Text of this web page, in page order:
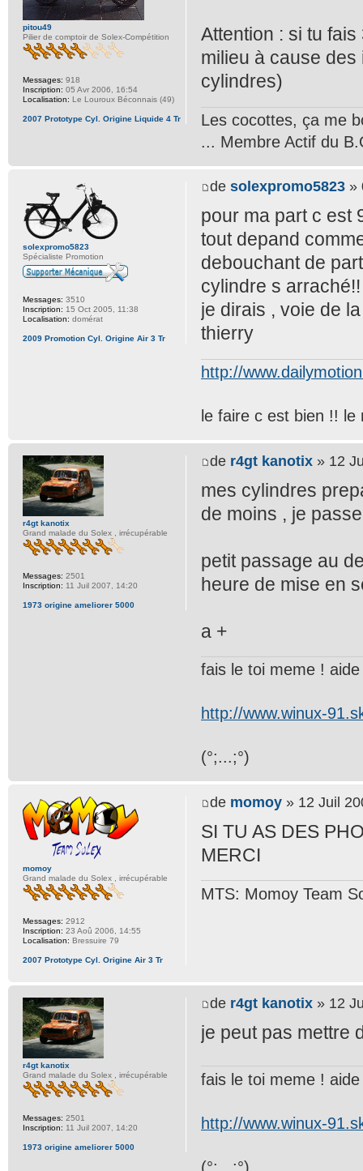
Attention : si tu
milieu à cause
cylindres)
Les cocottes, ça me
... Membre Actif du
pitou49
Pilier de comptoir de Solex-Compétition
Messages: 918
Inscription: 05 Avr 2006, 16:54
Localisation: Le Louroux Béconnais (49)
2007 Prototype Cyl. Origine Liquide 4 Tr
de solexpromo5823 »
pour ma part c est
tout depand
debouchant de
cylindre s
je dirais , voie de
thierry
http://
le faire c est bien !!
solexpromo5823
Spécialiste Promotion
Messages: 3510
Inscription: 15 Oct 2005, 11:38
Localisation: domérat
2009 Promotion Cyl. Origine Air 3 Tr
de r4gt kanotix » 12
mes cylindres
de moins , je
petit passage au
heure de mise en
a +
fais le toi meme !
http://www.winux-
(°;...;°)
r4gt kanotix
Grand malade du Solex , irrécupérable
Messages: 2501
Inscription: 11 Juil 2007, 14:20
1973 origine ameliorer 5000
de momoy » 12 Juil
SI TU AS DES
MERCI
MTS: Momoy Team
momoy
Grand malade du Solex , irrécupérable
Messages: 2912
Inscription: 23 Aoû 2006, 14:55
Localisation: Bressuire 79
2007 Prototype Cyl. Origine Air 3 Tr
de r4gt kanotix » 12
je peut pas mettre
fais le toi meme !
http://www.winux-
(°;...;°)
r4gt kanotix
Grand malade du Solex , irrécupérable
Messages: 2501
Inscription: 11 Juil 2007, 14:20
1973 origine ameliorer 5000